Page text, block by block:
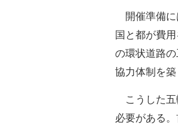
開催準備に
国と都が費
の環状道路
協力体制を築
こうした五
必要がある